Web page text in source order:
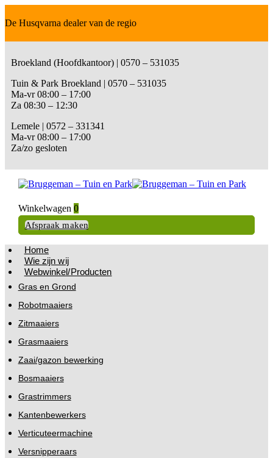
De Husqvarna dealer van de regio
Broekland (Hoofdkantoor) | 0570 – 531035
Tuin & Park Broekland | 0570 – 531035
Ma-vr 08:00 – 17:00
Za 08:30 – 12:30
Lemele | 0572 – 331341
Ma-vr 08:00 – 17:00
Za/zo gesloten
Winkelwagen 0
Afspraak maken
Home
Wie zijn wij
Webwinkel/Producten
Gras en Grond
Robotmaaiers
Zitmaaiers
Grasmaaiers
Zaai/gazon bewerking
Bosmaaiers
Grastrimmers
Kantenbewerkers
Verticuteermachine
Versnipperaars